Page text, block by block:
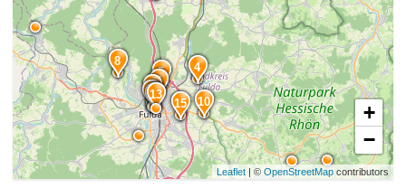
15
14
13
11
10
9
8
7
5 4
+
−
Leaflet| © OpenStreetMapcontributors